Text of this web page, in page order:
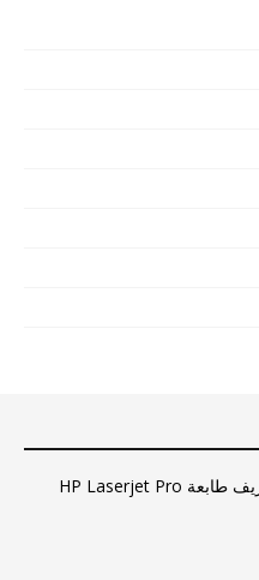
تحميل تعريف طابعة HP Laserjet Pro